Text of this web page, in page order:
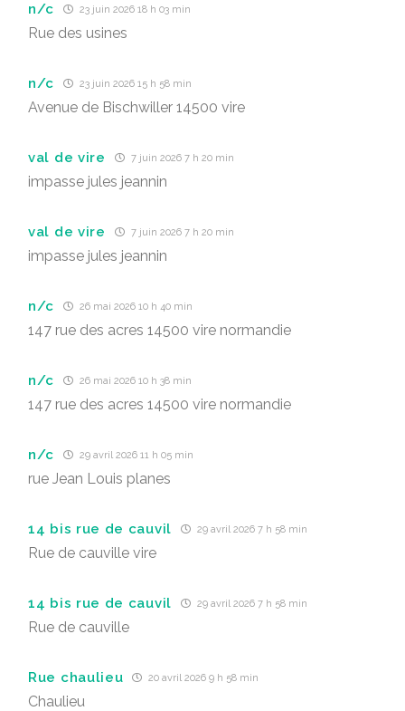
n/c 23 juin 2026 18 h 03 min
Rue des usines
n/c 23 juin 2026 15 h 58 min
Avenue de Bischwiller 14500 vire
val de vire 7 juin 2026 7 h 20 min
impasse jules jeannin
val de vire 7 juin 2026 7 h 20 min
impasse jules jeannin
n/c 26 mai 2026 10 h 40 min
147 rue des acres 14500 vire normandie
n/c 26 mai 2026 10 h 38 min
147 rue des acres 14500 vire normandie
n/c 29 avril 2026 11 h 05 min
rue Jean Louis planes
14 bis rue de cauvil 29 avril 2026 7 h 58 min
Rue de cauville vire
14 bis rue de cauvil 29 avril 2026 7 h 58 min
Rue de cauville
Rue chaulieu 20 avril 2026 9 h 58 min
Chaulieu